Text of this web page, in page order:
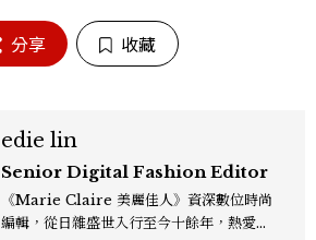
分享 收藏
edie lin
Senior Digital Fashion Editor
《Marie Claire 美麗佳人》資深數位時尚
編輯，從日雜盛世入行至今十餘年，熱愛服